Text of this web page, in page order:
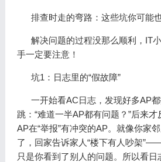
排查时走的弯路：这些坑你可能
解决问题的过程没那么顺利，IT
手一定要注意！
坑1：日志里的“假故障”
一开始看AC日志，发现好多AP都
跳：“难道一半AP都有问题？”后来
AP在“举报”有冲突的AP。就像你家
了，回家告诉家人“楼下有人吵架
只是你看到了别人的问题。所以看日